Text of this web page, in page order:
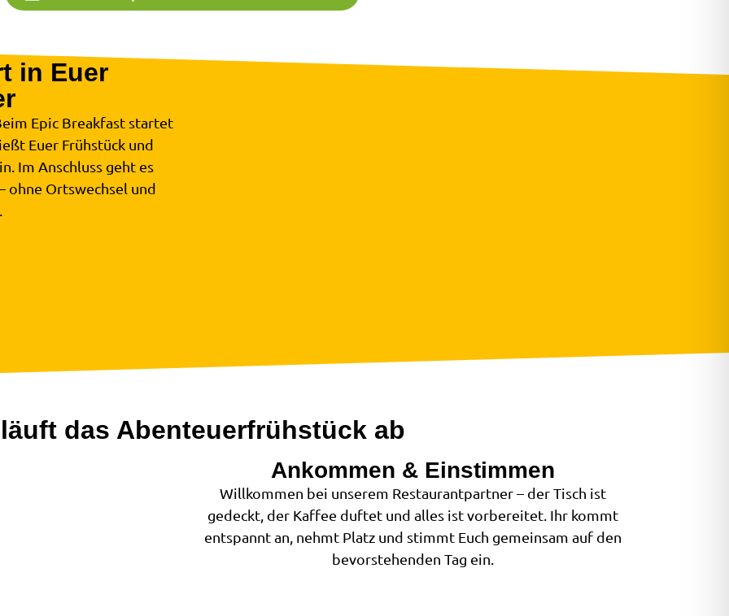
in Euer
Epic Breakfast startet
Euer Frühstück und
Im Anschluss geht es
ohne Ortswechsel und
das Abenteuerfrühstück ab
Ankommen & Einstimmen
Willkommen bei unserem Restaurantpartner – der Tisch ist
gedeckt, der Kaffee duftet und alles ist vorbereitet. Ihr kommt
entspannt an, nehmt Platz und stimmt Euch gemeinsam auf den
bevorstehenden Tag ein.